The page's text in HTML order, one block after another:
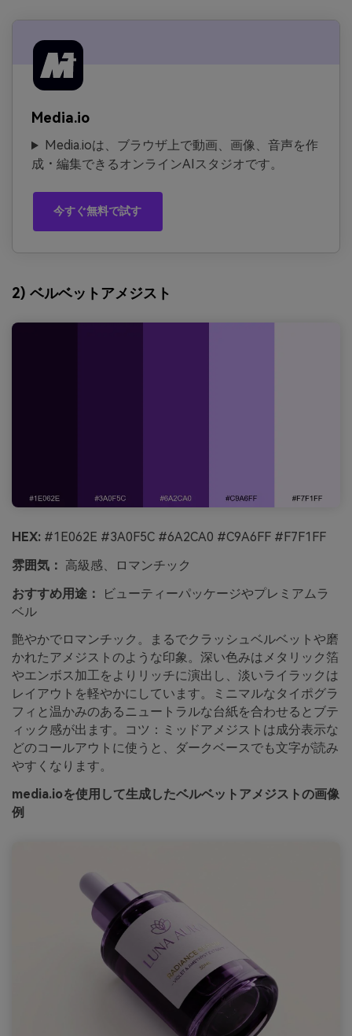
Media.io
Media.ioは、ブラウザ上で動画、画像、音声を作
成・編集できるオンラインAIスタジオです。
今すぐ無料で試す
2) ベルベットアメジスト
HEX: #1E062E #3A0F5C #6A2CA0 #C9A6FF #F7F1FF
雰囲気： 高級感、ロマンチック
おすすめ用途：
ビューティーパッケージやプレミアムラ
ベル
艶やかでロマンチック。まるでクラッシュベルベットや磨
かれたアメジストのような印象。深い色みはメタリック箔
やエンボス加工をよりリッチに演出し、淡いライラックは
レイアウトを軽やかにしています。ミニマルなタイポグラ
フィと温かみのあるニュートラルな台紙を合わせるとブテ
ィック感が出ます。コツ：ミッドアメジストは成分表示な
どのコールアウトに使うと、ダークベースでも文字が読み
やすくなります。
media.ioを使用して生成したベルベットアメジストの画像
例